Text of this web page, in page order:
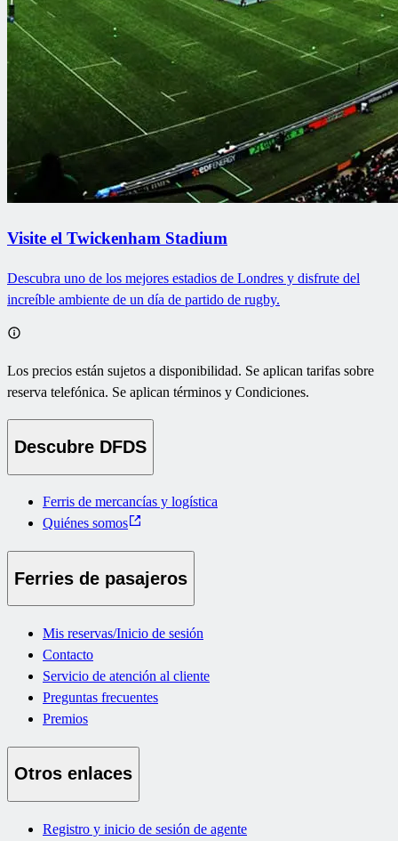
Visite el Twickenham Stadium
Descubra uno de los mejores estadios de Londres y disfrute del
increíble ambiente de un día de partido de rugby.
Los precios están sujetos a disponibilidad. Se aplican tarifas sobre
reserva telefónica. Se aplican términos y Condiciones.
Descubre DFDS
Ferris de mercancías y logística
Quiénes somos
Ferries de pasajeros
Mis reservas/Inicio de sesión
Contacto
Servicio de atención al cliente
Preguntas frecuentes
Premios
Otros enlaces
Registro y inicio de sesión de agente